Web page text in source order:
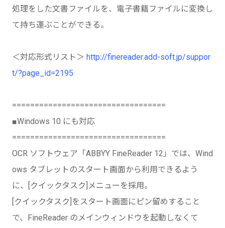
処理をした文書ファイルを、電子書籍ファイルに変換し
て持ち運ぶことができる。
＜対応形式リスト＞ http://finereader.add-soft.jp/suppor
t/?page_id=2195
==================================
■Windows 10 にも対応
==================================
OCR ソフトウェア「ABBYY FineReader 12」では、Wind
ows タブレットのスタート画面から利用できるよう
に、[クイックタスク]メニューを採用。
[クイックタスク]をスタート画面にピン留めすること
で、FineReader のメインウィンドウを起動しなくて